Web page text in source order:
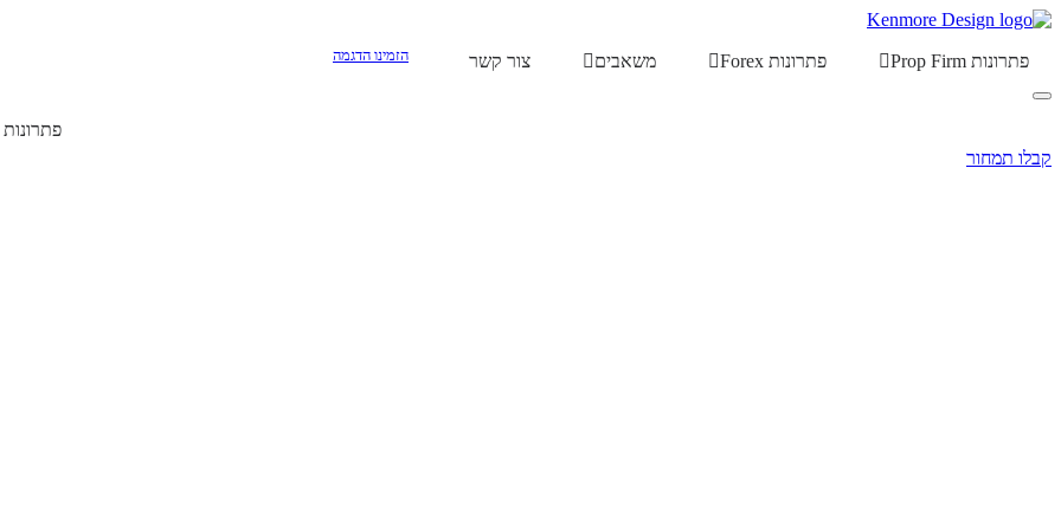
פתרונות Prop Firm פתרונות Forex משאבים צור קשר הזמינו הדגמה
פתרונות Prop Firm
קבלו תמחור